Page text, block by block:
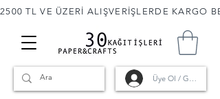
2500 TL VE ÜZERİ ALIŞVERİŞLERDE
Üye Ol / Giriş